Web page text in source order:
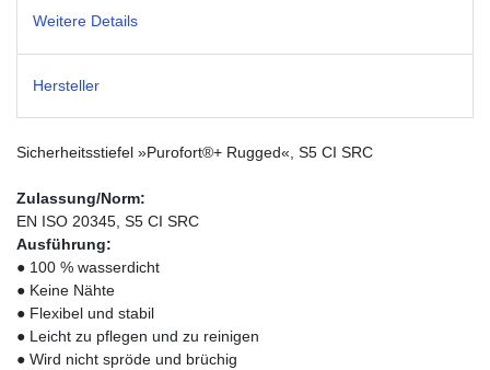
Weitere Details
Hersteller
Sicherheitsstiefel »Purofort®+ Rugged«, S5 CI SRC
Zulassung/Norm:
EN ISO 20345, S5 CI SRC
Ausführung:
● 100 % wasserdicht
● Keine Nähte
● Flexibel und stabil
● Leicht zu pflegen und zu reinigen
● Wird nicht spröde und brüchig